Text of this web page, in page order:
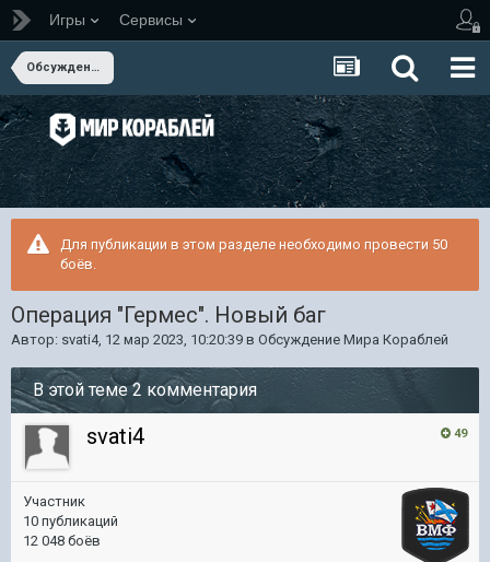
Игры Сервисы
Обсуждение Мира Кораблей
Для публикации в этом разделе необходимо провести 50
боёв.
Операция "Гермес". Новый баг
Автор: svati4, 12 мар 2023, 10:20:39 в Обсуждение Мира Кораблей
В этой теме 2 комментария
49
svati4
Участник
10 публикаций
12 048 боёв